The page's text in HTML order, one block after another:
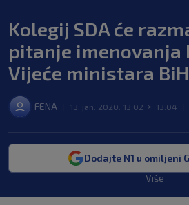
Kolegij SDA će
pitanje imenovanja
Vijeće ministara BiH
FENA 13. jan. 2020. 13:02 > 13:04
Dodajte N1 u omiljeni
Više